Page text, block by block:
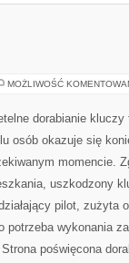
MOŻLIWOŚĆ
dorabianie
osób okazuje się
momencie.
uszkodzony
pilot, zużyta
potrzeba wykonania
poświęcona